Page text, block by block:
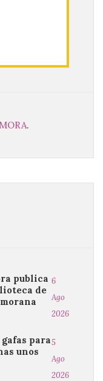
.
publica
de
6
Ago
2026
para
unos
5
Ago
2026